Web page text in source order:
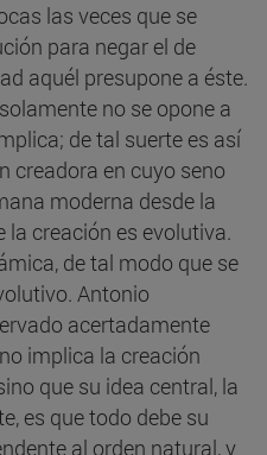
las veces que se
para negar el de
aquél presupone a éste.
no se opone a
de tal suerte es así
creadora en cuyo seno
moderna desde la
la creación es evolutiva.
de tal modo que se
Antonio
acertadamente
implica la creación
que su idea central, la
es que todo debe su
al orden natural, y